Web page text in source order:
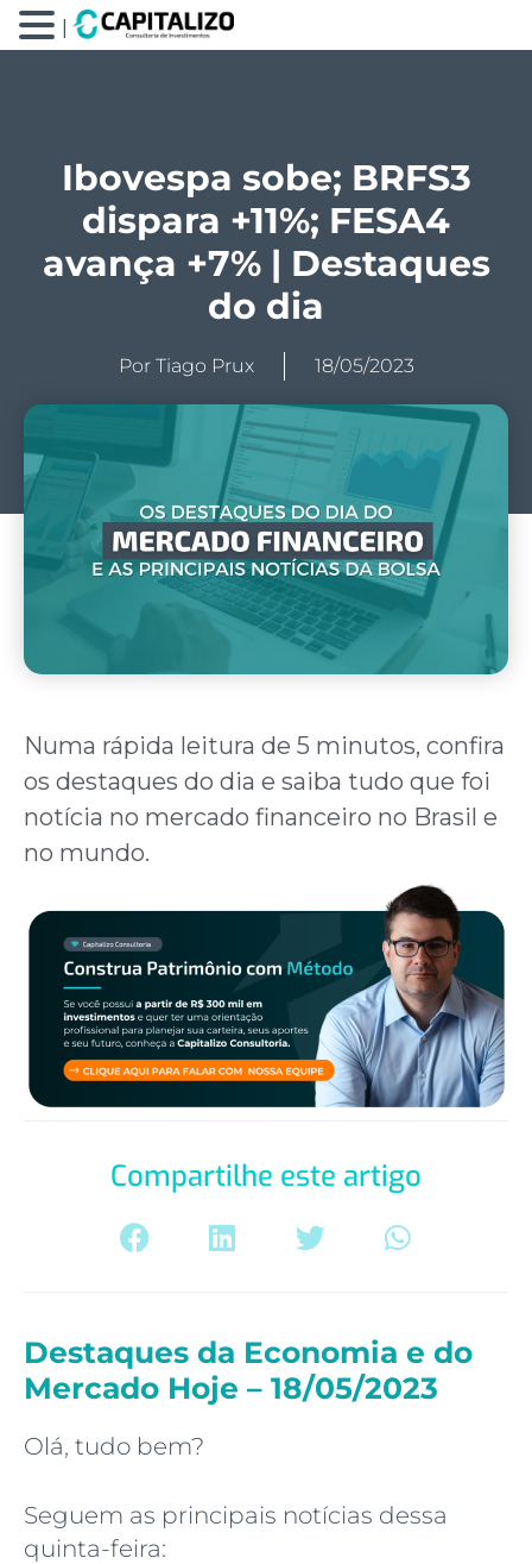
Ibovespa sobe; BRFS3
dispara +11%; FESA4
avança +7% | Destaques
do dia
Por Tiago Prux 18/05/2023
Numa rápida leitura de 5 minutos, confira
os destaques do dia e saiba tudo que foi
notícia no mercado financeiro no Brasil e
no mundo.
Compartilhe este artigo
Destaques da Economia e do
Mercado Hoje – 18/05/2023
Olá, tudo bem?
Seguem as principais notícias dessa
quinta-feira: